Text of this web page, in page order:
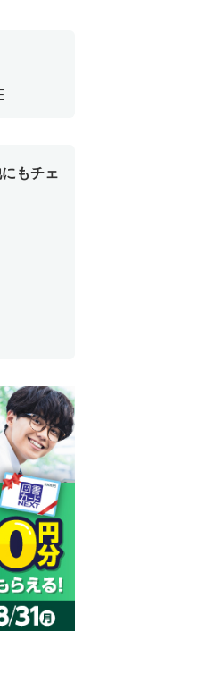
もチェ